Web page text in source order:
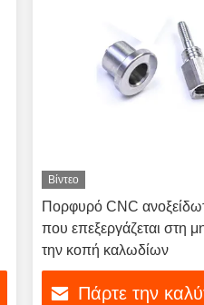
Βίντεο
Πορφυρό CNC
που επεξεργάζεται στη
την κοπή καλωδίων
Πάρτε την